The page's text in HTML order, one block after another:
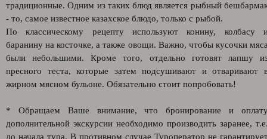
традиционные. Одним из таких блюд является рыбный
- то, самое известное казахское блюдо, только с рыбой.
По классическому рецепту используют конину, колбасу
баранину на косточке, а также овощи. Важно, чтобы кусочки
были небольшими. Кроме того, отдельно готовят лапшу
пресного теста, которые затем подсушивают и отваривают
жирном мясном бульоне. Обязательно стоит попробовать!
* Обращаем Ваше внимание, что бронирование и
дополнительной экскурсии необходимо производить заранее,
до начала тура. В противном случае Туроператор не